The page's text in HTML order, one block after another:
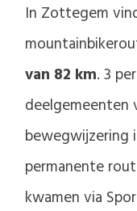
In Zottegem
van 82 km. 3
deelgemeenten
bewegwijzering
permanente
kwamen via